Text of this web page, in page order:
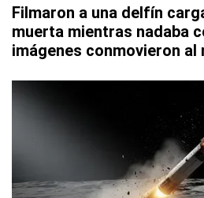
Filmaron a una delfín
muerta mientras nadaba
imágenes conmovieron al